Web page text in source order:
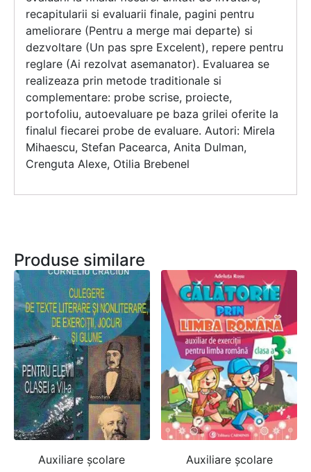
recapitularii si evaluarii finale, pagini pentru
ameliorare (Pentru a merge mai departe) si
dezvoltare (Un pas spre Excelent), repere pentru
reglare (Ai rezolvat asemanator). Evaluarea se
realizeaza prin metode traditionale si
complementare: probe scrise, proiecte,
portofoliu, autoevaluare pe baza grilei oferite la
finalul fiecarei probe de evaluare. Autori: Mirela
Mihaescu, Stefan Pacearca, Anita Dulman,
Crenguta Alexe, Otilia Brebenel
Produse similare
Auxiliare şcolare
Auxiliare şcolare